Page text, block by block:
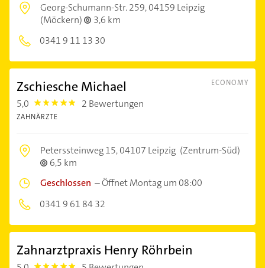
Georg-Schumann-Str. 259,04159 Leipzig
(Möckern)
3,6 km
0341 9 11 13 30
ECONOMY
Zschiesche Michael
5,0 5.0 2 Bewertungen
ZAHNÄRZTE
Peterssteinweg 15,04107 Leipzig (Zentrum-Süd)
6,5 km
Geschlossen –Öffnet Montag um 08:00
0341 9 61 84 32
Zahnarztpraxis Henry Röhrbein